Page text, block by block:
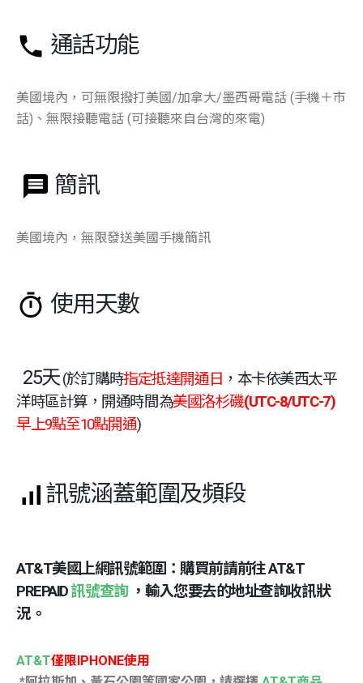
通話功能
美國境內，可無限撥打美國/加拿大/墨西哥電話 (手機＋市
話)、無限接聽電話 (可接聽來自台灣的來電)
簡訊
美國境內，無限發送美國手機簡訊
使用天數
25天(於訂購時指定抵達開通日 ，本卡依美西太平
洋時區計算，開通時間為美國洛杉磯(UTC-8/UTC-7)
早上9點至10點開通)
訊號涵蓋範圍及頻段
AT&T美國上網訊號範圍：購買前請前往 AT&T
PREPAID訊號查詢 ，輸入您要去的地址查詢收訊狀
況。
AT&T僅限IPHONE使用